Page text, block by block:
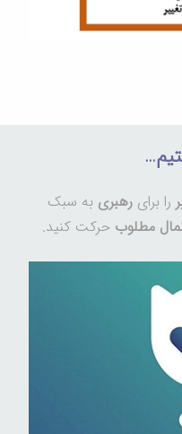
را برای رهبری به سبک
مطلوب حرکت کنید.